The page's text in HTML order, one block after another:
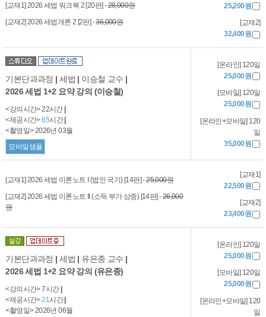
[교재1] 2026 세법 워크북 2 [20판] -28,000원
[교재2] 2026 세법개론 2 [2판] -36,000원
25,200원
[교재2]
32,400원
기본단과과정 | 세법 | 이승철 교수 |
2026 세법 1+2 요약 강의 (이승철)
<강의시간> 22시간
<제공시간>65시간
<촬영일> 2026년 03월
모바일샘플
[온라인] 120일
25,000원
[모바일] 120일
25,000원
[온라인+모바일] 120
일
35,000원
[교재1] 2026 세법 이론노트 I (법인 국기) [14판] -25,000원
[교재2] 2026 세법 이론노트 II (소득 부가 상증) [14판] -26,000
원
[교재1]
22,500원
[교재2]
23,400원
기본단과과정 | 세법 | 유은종 교수 |
2026 세법 1+2 요약 강의 (유은종)
<강의시간> 7시간
<제공시간>21시간
<촬영일> 2026년 06월
[온라인] 120일
25,000원
[모바일] 120일
25,000원
[온라인+모바일] 120
일